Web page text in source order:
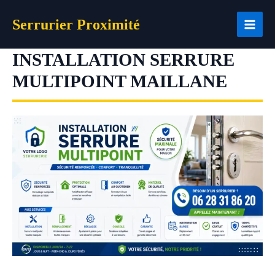
Serrurier Proximité
INSTALLATION SERRURE
MULTIPOINT MAILLANE